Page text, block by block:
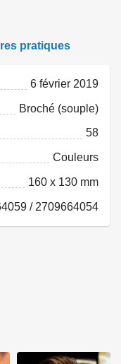
pratiques
6 février 2019
Broché (souple)
58
Couleurs
160 x 130 mm
/ 2709664054